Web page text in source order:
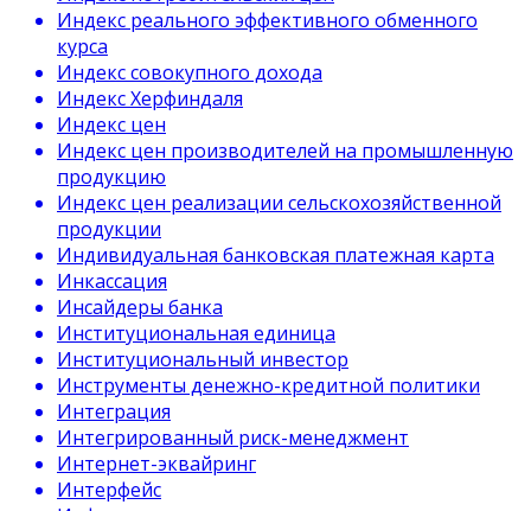
Индекс реального эффективного обменного
курса
Индекс совокупного дохода
Индекс Херфиндаля
Индекс цен
Индекс цен производителей на промышленную
продукцию
Индекс цен реализации сельскохозяйственной
продукции
Индивидуальная банковская платежная карта
Инкассация
Инсайдеры банка
Институциональная единица
Институциональный инвестор
Инструменты денежно-кредитной политики
Интеграция
Интегрированный риск-менеджмент
Интернет-эквайринг
Интерфейс